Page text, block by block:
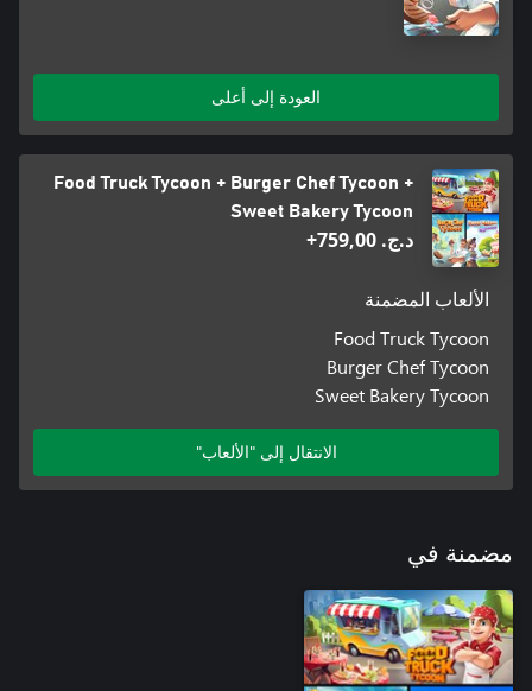
العودة إلى أعلى
Food Truck Tycoon + Burger Chef Tycoon +
Sweet Bakery Tycoon
د.ج.‏ 759,00+
الألعاب المضمنة
Food Truck Tycoon
Burger Chef Tycoon
Sweet Bakery Tycoon
الانتقال إلى "الألعاب"
مضمنة في